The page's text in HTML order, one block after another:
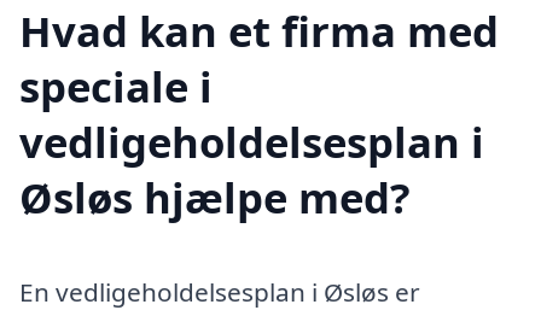
Hvad kan et firma med
speciale i
vedligeholdelsesplan i
Øsløs hjælpe med?
En vedligeholdelsesplan i Øsløs er